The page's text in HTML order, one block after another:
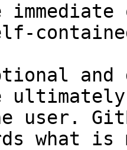
and
user.
what